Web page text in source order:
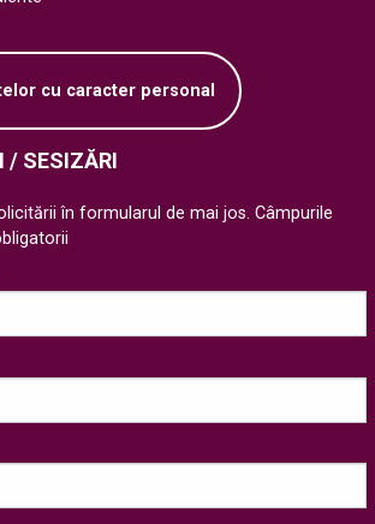
cu caracter personal
/ SESIZĂRI
în formularul de mai jos. Câmpurile